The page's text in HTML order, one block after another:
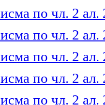
по чл. 2 ал.
по чл. 2 ал.
по чл. 2 ал.
по чл. 2 ал.
по чл. 2 ал.